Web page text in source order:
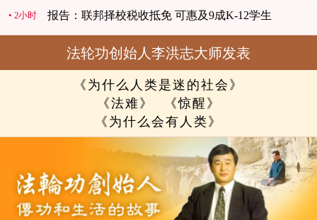
2小时 报告：联邦择校税收抵免 可惠及9成K-12学生
法轮功创始人李洪志大师发表
《为什么人类是迷的社会》
《法难》
《惊醒》
《为什么会有人类》